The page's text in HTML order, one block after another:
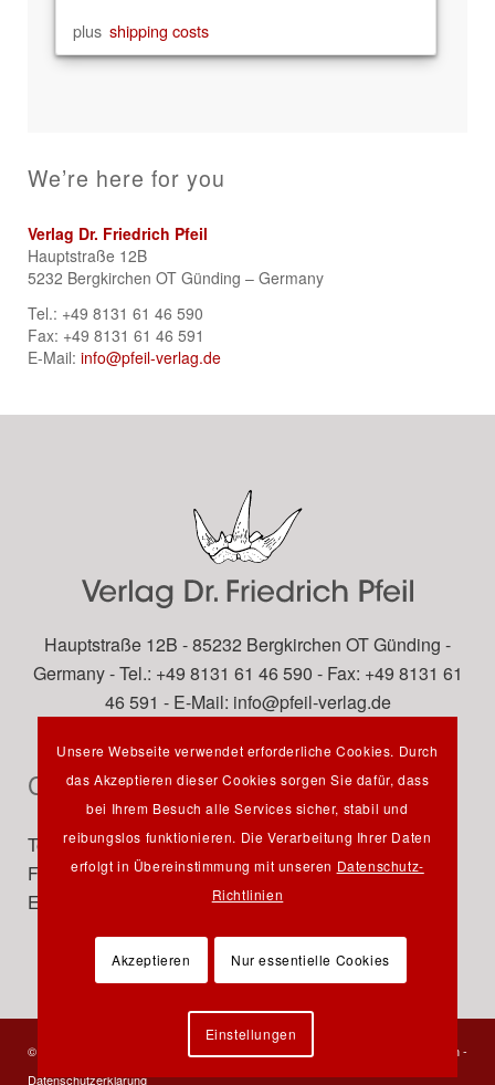
plus shipping costs
We’re here for you
Verlag Dr. Friedrich Pfeil
Hauptstraße 12B
5232 Bergkirchen OT Günding – Germany
Tel.: +49 8131 61 46 590
Fax: +49 8131 61 46 591
E-Mail: info@pfeil-verlag.de
Hauptstraße 12B - 85232 Bergkirchen OT Günding -
Germany - Tel.: +49 8131 61 46 590 - Fax: +49 8131 61
46 591 - E-Mail: info@pfeil-verlag.de
Contact
Tel.: +49 89 742827-0
Fax: +49 89 7242772
E-Mail:
info@pfeil-verlag.de
© 2023 Verlag Dr. Friedrich Pfeil - Alle Rechte vorbehalten - Impressum-
Datenschutzerklärung
Unsere Webseite verwendet erforderliche Cookies. Durch
das Akzeptieren dieser Cookies sorgen Sie dafür, dass
bei Ihrem Besuch alle Services sicher, stabil und
reibungslos funktionieren. Die Verarbeitung Ihrer Daten
erfolgt in Übereinstimmung mit unseren Datenschutz-
Richtlinien
Akzeptieren Nur essentielle Cookies
Einstellungen